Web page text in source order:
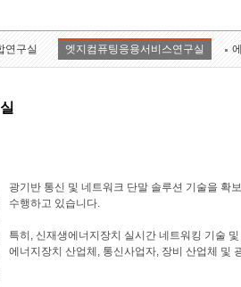
연구실 엣지컴퓨팅응용서비스연구실
광기반 통신 및 네트워크 단말 솔루션 기술을 확
수행하고 있습니다.
특히, 신재생에너지장치 실시간 네트워킹 기술
에너지장치 산업체, 통신사업자, 장비 산업체 및